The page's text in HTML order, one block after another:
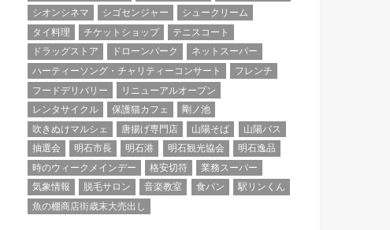
シオンシネマ
シゴセンジャー
シュークリーム
タイ料理
チケットショップ
テニスコート
ドラッグストア
ドローンパーク
ネットスーパー
ハーティーソング・チャリティーコンサート
フレンチ
フードデリバリー
リニューアルオープン
レンタサイクル
保護猫カフェ
剛ノ池
吹きぬけマルシェ
唐揚げ専門店 山陽そば
山陽バス
抽選会
明石市長 明石港 明石観光協会
明石逸品
時のウィークメインデー
格安切符
業務スーパー
気象情報
脱毛サロン 音楽教室 食パン
駅リンくん
魚の棚商店街歳末大売出し